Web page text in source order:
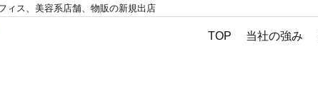
ィス、美容系店舗、物販の新規出店
TOP 当社の強み